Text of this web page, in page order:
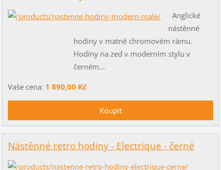
Anglické
nástěnné
hodiny v matně chromovém rámu.
Hodiny na zeď v moderním stylu v
černém...
Vaše cena: 1 890,00 Kč
Nástěnné retro hodiny - Electrique - černé